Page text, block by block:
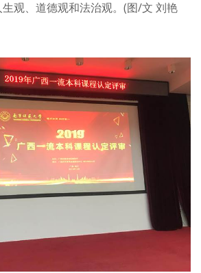
观、道德观和法治观。(图/文 刘艳